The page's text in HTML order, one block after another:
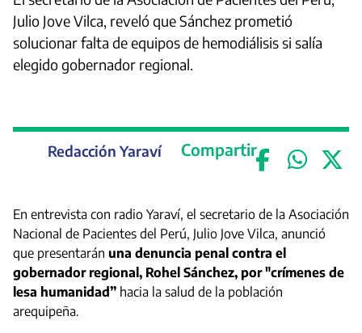
Julio Jove Vilca, reveló que Sánchez prometió
solucionar falta de equipos de hemodiálisis si salía
elegido gobernador regional.
Redacción Yaraví Compartir
En entrevista con radio Yaraví, el secretario de la Asociación
Nacional de Pacientes del Perú, Julio Jove Vilca, anunció
que presentarán una denuncia penal contra el
gobernador regional, Rohel Sánchez, por "crímenes de
lesa humanidad” hacia la salud de la población
arequipeña.